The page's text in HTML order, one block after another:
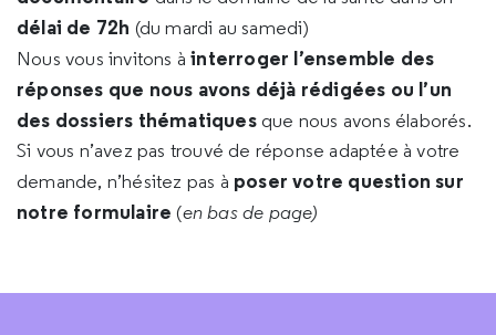
délai de 72h (du mardi au samedi)
Nous vous invitons àinterroger l’ensemble des
réponses que nous avons déjà rédigées ou l’un
des dossiers thématiques que nous avons élaborés.
Si vous n’avez pas trouvé de réponse adaptée à votre
demande, n’hésitez pas à poser votre question sur
notre formulaire (en bas de page)